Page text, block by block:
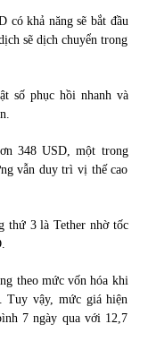
có khả năng sẽ bắt đầu
sẽ dịch chuyển trong
số phục hồi nhanh và
348 USD, một trong
vẫn duy trì vị thế cao
thứ 3 là Tether nhờ tốc
theo mức vốn hóa khi
Tuy vậy, mức giá hiện
7 ngày qua với 12,7